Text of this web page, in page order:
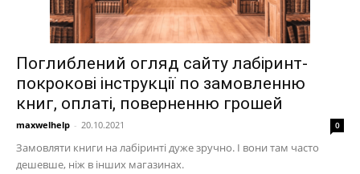
Поглиблений огляд сайту лабіринт-
покрокові інструкції по замовленню
книг, оплаті, поверненню грошей
maxwelhelp - 20.10.2021 0
Замовляти книги на лабіринті дуже зручно. І вони там часто
дешевше, ніж в інших магазинах.